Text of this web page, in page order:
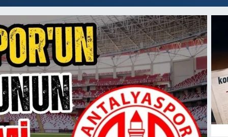
| Son Dakika Antalya